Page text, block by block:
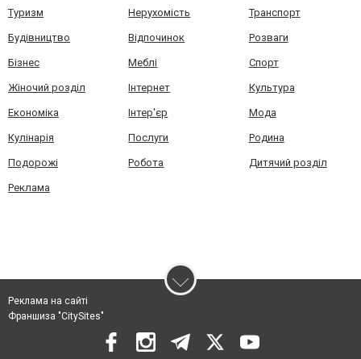
Туризм Нерухомість Транспорт
Будівництво Відпочинок Розваги
Бізнес Меблі Спорт
Жіночий розділ Інтернет Культура
Економіка Інтер'єр Мода
Кулінарія Послуги Родина
Подорожі Робота Дитячий розділ
Реклама
Реклама на сайті
Франшиза "CitySites"